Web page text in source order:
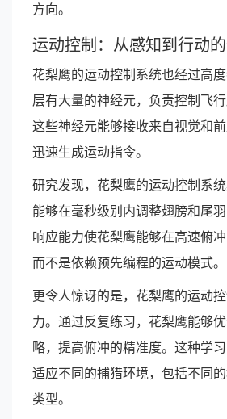
方向。
运动控制：从感知到行动
花梨鹰的运动控制系统也经过高
层有大量的神经元，负责控制飞行
这些神经元能够接收来自视觉和
迅速生成运动指令。
研究发现，花梨鹰的运动控制系统
能够在毫秒级别内调整翅膀和尾
响应能力使花梨鹰能够在高速俯冲
而不是依赖预先编程的运动模式。
更令人惊讶的是，花梨鹰的运动
力。通过反复练习，花梨鹰能够
略，提高俯冲的精准度。这种学
适应不同的捕猎环境，包括不同
类型。